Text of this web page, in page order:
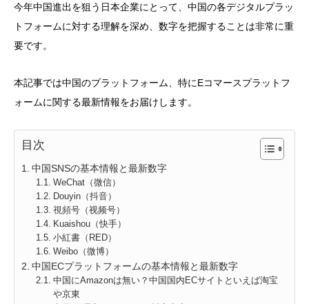
今年中国進出を狙う日本企業にとって、中国の各デジタルプラッ
トフォームに対する理解を深め、数字を把握することは非常に重
要です。
本記事では中国のプラットフォーム、特にEコマースプラットフ
ォームに関する最新情報をお届けします。
目次
中国SNSの基本情報と最新数字
WeChat（微信）
Douyin（抖音）
視頻号（视频号）
Kuaishou（快手）
小紅書（RED）
Weibo（微博）
中国ECプラットフォームの基本情報と最新数字
中国にAmazonは無い？中国国内ECサイトといえば淘宝
や京東